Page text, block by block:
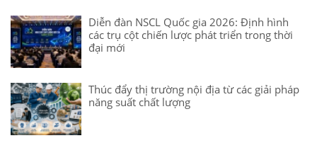
Diễn đàn NSCL Quốc gia 2026: Định hình
các trụ cột chiến lược phát triển trong thời
đại mới
Thúc đẩy thị trường nội địa từ các giải pháp
năng suất chất lượng